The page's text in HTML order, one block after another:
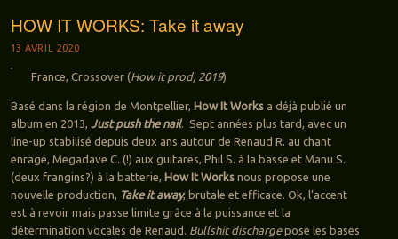
HOW IT WORKS: Take it away
13 AVRIL 2020
France, Crossover (How it prod, 2019)
Basé dans la région de Montpellier, How It Worksa déjà publié un
album en 2013, Just push the nail. Sept années plus tard, avec un
line-up stabilisé depuis deux ans autour de Renaud R. au chant
enragé, Megadave C. (!) aux guitares, Phil S. à la basse et Manu S.
(deux frangins?) à la batterie, How It Worksnous propose une
nouvelle production, Take it away, brutale et efficace. Ok, l’accent
est à revoir mais passe limite grâce à la puissance et la
détermination vocales de Renaud. Bullshit dischargepose les bases